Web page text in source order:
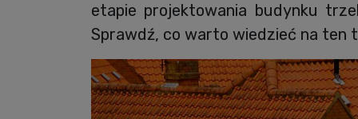
etapie projektowania budynku
Sprawdź, co warto wiedzieć na ten